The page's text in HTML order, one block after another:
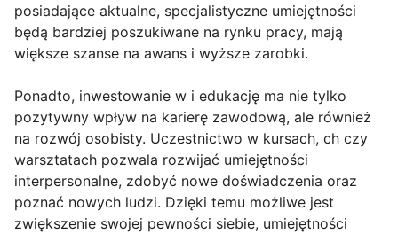
posiadające aktualne, specjalistyczne umiejętności
będą bardziej poszukiwane na rynku pracy, mają
większe szanse na awans i wyższe zarobki.
Ponadto, inwestowanie w i edukację ma nie tylko
pozytywny wpływ na karierę zawodową, ale również
na rozwój osobisty. Uczestnictwo w kursach, ch czy
warsztatach pozwala rozwijać umiejętności
interpersonalne, zdobyć nowe doświadczenia oraz
poznać nowych ludzi. Dzięki temu możliwe jest
zwiększenie swojej pewności siebie, umiejętności